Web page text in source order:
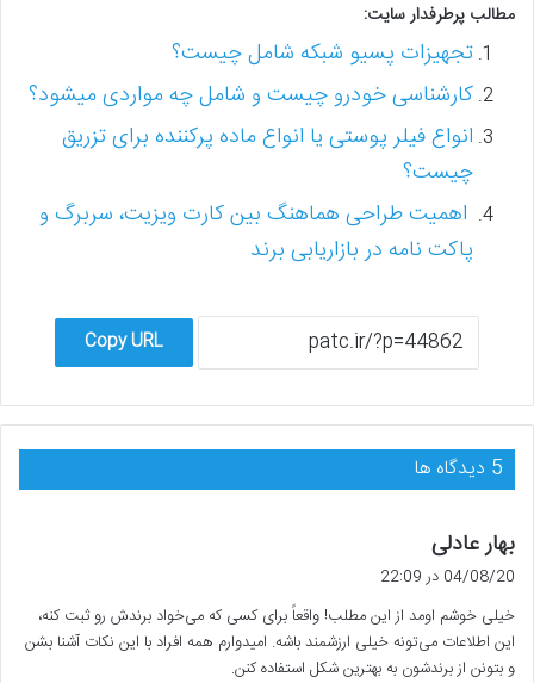
مطالب پرطرفدار سایت:
تجهیزات پسیو شبکه شامل چیست؟
کارشناسی خودرو چیست و شامل چه مواردی میشود؟
انواع فیلر پوستی یا انواع ماده پرکننده برای تزریق
چیست؟
اهمیت طراحی هماهنگ بین کارت ویزیت، سربرگ و
پاکت نامه در بازاریابی برند
Copy URL
‫5 دیدگاه ها
بهار عادلی
ت
:
04/08/20 در 22:09
خیلی خوشم اومد از این مطلب! واقعاً برای کسی که می‌خواد برندش رو ثبت کنه،
این اطلاعات می‌تونه خیلی ارزشمند باشه. امیدوارم همه افراد با این نکات آشنا بشن
و بتونن از برندشون به بهترین شکل استفاده کنن.